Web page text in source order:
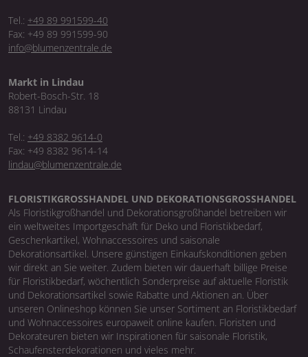
Tel.: +49 89 991599-40
Fax: +49 89 991599-90
info@blumenzentrale.de
Markt in Lindau
Robert-Bosch-Str. 18
88131 Lindau
Tel.: +49 8382 9614-0
Fax: +49 8382 9614-14
lindau@blumenzentrale.de
FLORISTIKGROSSHANDEL UND DEKORATIONSGROSSHANDEL
Als Floristikgroßhandel und Dekorationsgroßhandel betreiben wir
ein weltweites Importgeschäft für Deko und Floristikbedarf,
Geschenkartikel, Wohnaccessoires und saisonale
Dekorationsartikel. Unsere günstigen Einkaufskonditionen geben
wir direkt an Sie weiter. Zudem bieten wir dauerhaft billige Preise
für Floristikbedarf, wöchentlich Sonderpreise auf aktuelle Floristik
und Dekorationsartikel sowie Rabatte und Aktionen an. Über
unseren Onlineshop können Sie unser Sortiment an Floristikbedarf
und Wohnaccessoires europaweit online kaufen. Floristen und
Dekorateuren bieten wir Inspirationen für saisonale Floristik,
Schaufensterdekorationen und vieles mehr.